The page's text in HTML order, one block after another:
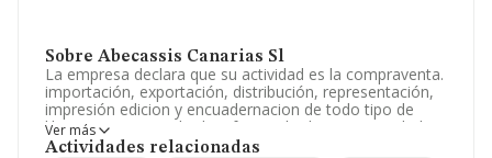
Sobre Abecassis Canarias Sl
La empresa declara que su actividad es la compraventa.
importación, exportación, distribución, representación,
impresión edicion y encuadernacion de todo tipo de
libros, revistas, grabados, fotograbados. La sociedad
está registrada como Sociedad Limitada. Su actividad
Ver más
Actividades relacionadas